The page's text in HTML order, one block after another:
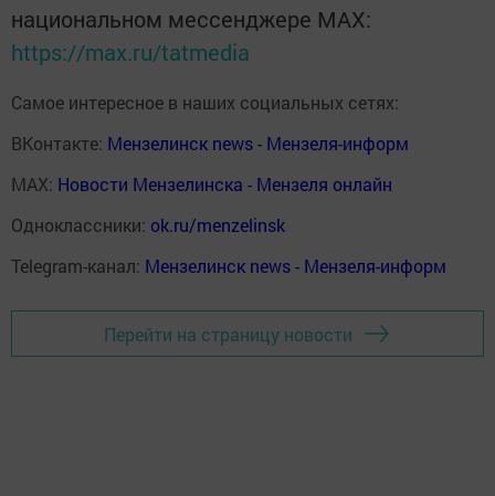
национальном мессенджере MАХ:
https://max.ru/tatmedia
Самое интересное в наших социальных сетях:
ВКонтакте: Мензелинск news - Мензеля-информ
MAX: Новости Мензелинска - Мензеля онлайн
Одноклассники: ok.ru/menzelinsk
Telegram-канал: Мензелинск news - Мензеля-информ
Перейти на страницу новости